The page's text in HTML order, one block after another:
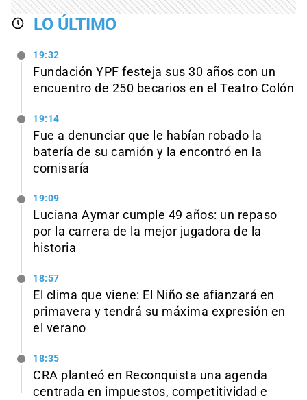
LO ÚLTIMO
19:32
Fundación YPF festeja sus 30 años con un
encuentro de 250 becarios en el Teatro Colón
19:14
Fue a denunciar que le habían robado la
batería de su camión y la encontró en la
comisaría
19:09
Luciana Aymar cumple 49 años: un repaso
por la carrera de la mejor jugadora de la
historia
18:57
El clima que viene: El Niño se afianzará en
primavera y tendrá su máxima expresión en
el verano
18:35
CRA planteó en Reconquista una agenda
centrada en impuestos, competitividad e